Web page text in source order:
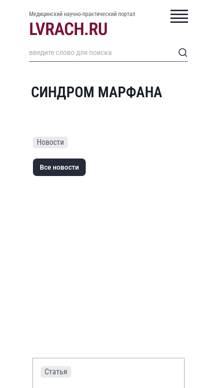
Медицинский научно-практический портал
СИНДРОМ МАРФАНА
Новости
Все новости
Статья